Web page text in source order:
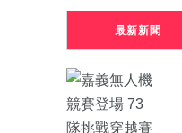
最新新聞